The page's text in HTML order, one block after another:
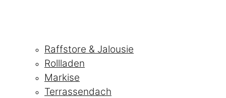
Raffstore & Jalousie
Rollladen
Markise
Terrassendach